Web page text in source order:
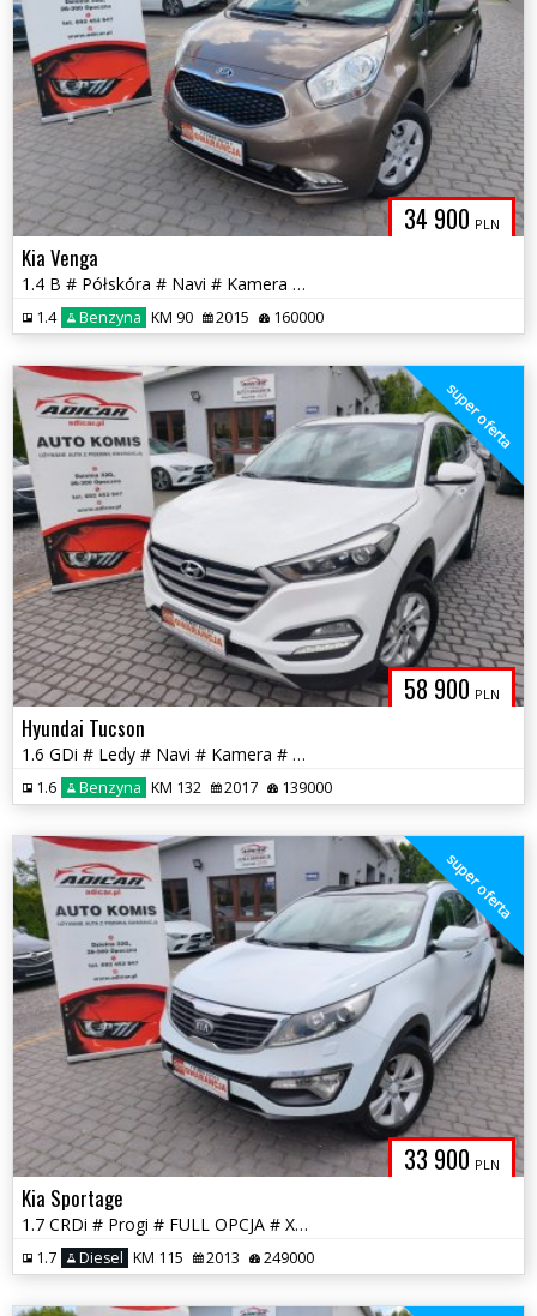
34 900 PLN
Kia Venga
1.4 B # Półskóra # Navi # Kamera # Piękna! # Serwis # GWARANCJA !!!
1.4 Benzyna KM 90 2015 160000
58 900 PLN
super oferta
Hyundai Tucson
1.6 GDi # Ledy # Navi # Kamera # PDC # Piękny! GWARANCJA !!!
1.6 Benzyna KM 132 2017 139000
33 900 PLN
super oferta
Kia Sportage
1.7 CRDi # Progi # FULL OPCJA # Xenon # Skóra # Panorama # GWARANCJA!
1.7 Diesel KM 115 2013 249000